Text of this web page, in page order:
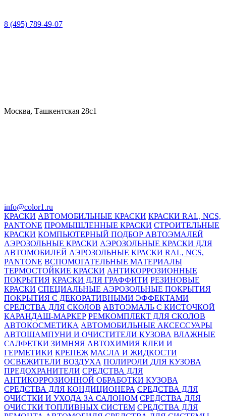
8 (495) 789-49-07
Москва, Ташкентская 28с1
info@color1.ru
КРАСКИ АВТОМОБИЛЬНЫЕ КРАСКИ КРАСКИ RAL, NCS,
PANTONE ПРОМЫШЛЕННЫЕ КРАСКИ СТРОИТЕЛЬНЫЕ
КРАСКИ КОМПЬЮТЕРНЫЙ ПОДБОР АВТОЭМАЛЕЙ
АЭРОЗОЛЬНЫЕ КРАСКИ АЭРОЗОЛЬНЫЕ КРАСКИ ДЛЯ
АВТОМОБИЛЕЙ АЭРОЗОЛЬНЫЕ КРАСКИ RAL, NCS,
PANTONE ВСПОМОГАТЕЛЬНЫЕ МАТЕРИАЛЫ
ТЕРМОСТОЙКИЕ КРАСКИ АНТИКОРРОЗИОННЫЕ
ПОКРЫТИЯ КРАСКИ ДЛЯ ГРАФФИТИ РЕЗИНОВЫЕ
КРАСКИ СПЕЦИАЛЬНЫЕ АЭРОЗОЛЬНЫЕ ПОКРЫТИЯ
ПОКРЫТИЯ С ДЕКОРАТИВНЫМИ ЭФФЕКТАМИ
СРЕДСТВА ДЛЯ СКОЛОВ АВТОЭМАЛЬ С КИСТОЧКОЙ
КАРАНДАШ-МАРКЕР РЕМКОМПЛЕКТ ДЛЯ СКОЛОВ
АВТОКОСМЕТИКА АВТОМОБИЛЬНЫЕ АКСЕССУАРЫ
АВТОШАМПУНИ И ОЧИСТИТЕЛИ КУЗОВА ВЛАЖНЫЕ
САЛФЕТКИ ЗИМНЯЯ АВТОХИМИЯ КЛЕИ И
ГЕРМЕТИКИ КРЕПЕЖ МАСЛА И ЖИДКОСТИ
ОСВЕЖИТЕЛИ ВОЗДУХА ПОЛИРОЛИ ДЛЯ КУЗОВА
ПРЕДОХРАНИТЕЛИ СРЕДСТВА ДЛЯ
АНТИКОРРОЗИОННОЙ ОБРАБОТКИ КУЗОВА
СРЕДСТВА ДЛЯ КОНДИЦИОНЕРА СРЕДСТВА ДЛЯ
ОЧИСТКИ И УХОДА ЗА САЛОНОМ СРЕДСТВА ДЛЯ
ОЧИСТКИ ТОПЛИВНЫХ СИСТЕМ СРЕДСТВА ДЛЯ